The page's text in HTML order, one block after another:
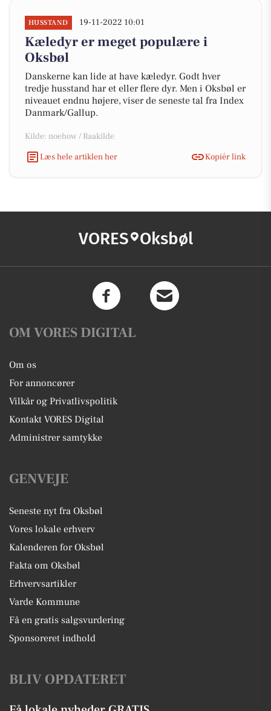
HUSSTAND 19-11-2022 10:01
Kæledyr er meget populære i
Oksbøl
Danskerne kan lide at have kæledyr. Godt hver
tredje husstand har et eller flere dyr. Men i Oksbøl er
niveauet endnu højere, viser de seneste tal fra Index
Danmark/Gallup.
Kilde: noehow / Raakilde
Læs hele artiklen her
Kopiér link
VORES Oksbøl
OM VORES DIGITAL
Om os
For annoncører
Vilkår og Privatlivspolitik
Kontakt VORES Digital
Administrer samtykke
GENVEJE
Seneste nyt fra Oksbøl
Vores lokale erhverv
Kalenderen for Oksbøl
Fakta om Oksbøl
Erhvervsartikler
Varde Kommune
Få en gratis salgsvurdering
Sponsoreret indhold
BLIV OPDATERET